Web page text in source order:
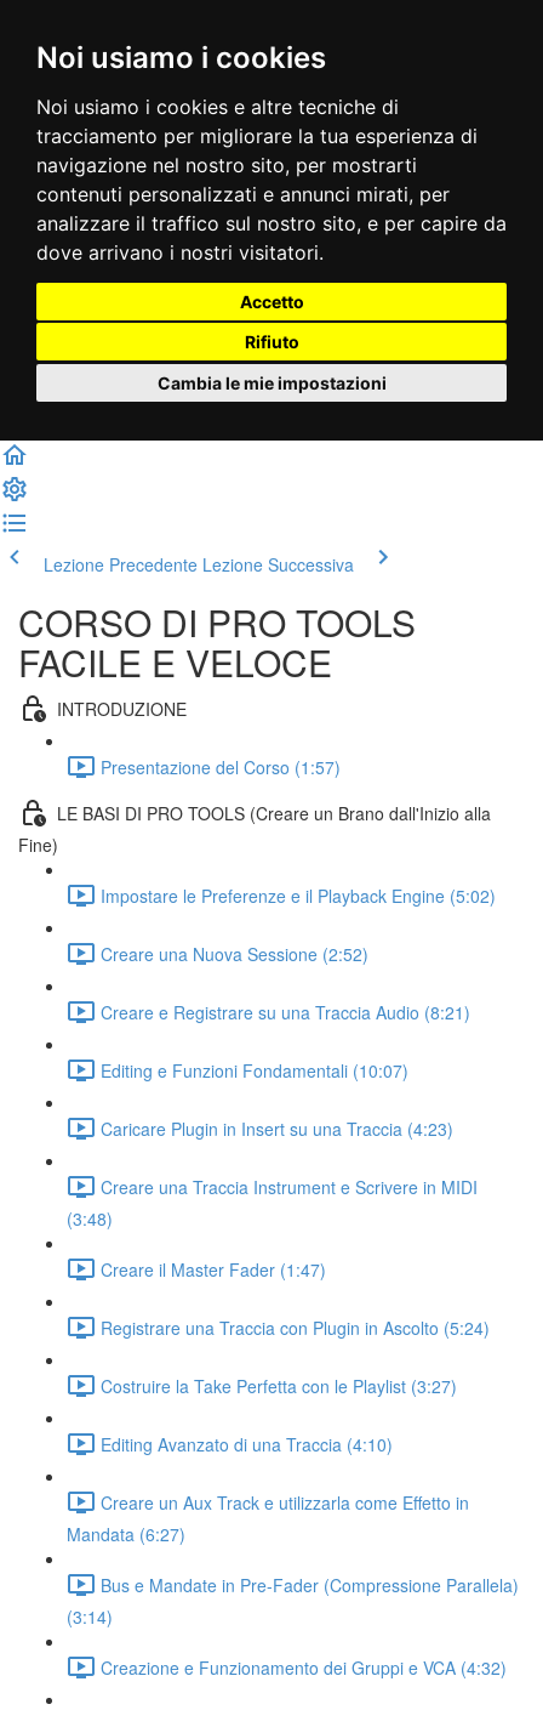
Noi usiamo i cookies
Noi usiamo i cookies e altre tecniche di
tracciamento per migliorare la tua esperienza di
navigazione nel nostro sito, per mostrarti
contenuti personalizzati e annunci mirati, per
analizzare il traffico sul nostro sito, e per capire da
dove arrivano i nostri visitatori.
Accetto
Rifiuto
Cambia le mie impostazioni
Lezione Precedente Lezione Successiva
CORSO DI PRO TOOLS
FACILE E VELOCE
INTRODUZIONE
Presentazione del Corso (1:57)
LE BASI DI PRO TOOLS (Creare un Brano dall'Inizio alla
Fine)
Impostare le Preferenze e il Playback Engine (5:02)
Creare una Nuova Sessione (2:52)
Creare e Registrare su una Traccia Audio (8:21)
Editing e Funzioni Fondamentali (10:07)
Caricare Plugin in Insert su una Traccia (4:23)
Creare una Traccia Instrument e Scrivere in MIDI
(3:48)
Creare il Master Fader (1:47)
Registrare una Traccia con Plugin in Ascolto (5:24)
Costruire la Take Perfetta con le Playlist (3:27)
Editing Avanzato di una Traccia (4:10)
Creare un Aux Track e utilizzarla come Effetto in
Mandata (6:27)
Bus e Mandate in Pre-Fader (Compressione Parallela)
(3:14)
Creazione e Funzionamento dei Gruppi e VCA (4:32)